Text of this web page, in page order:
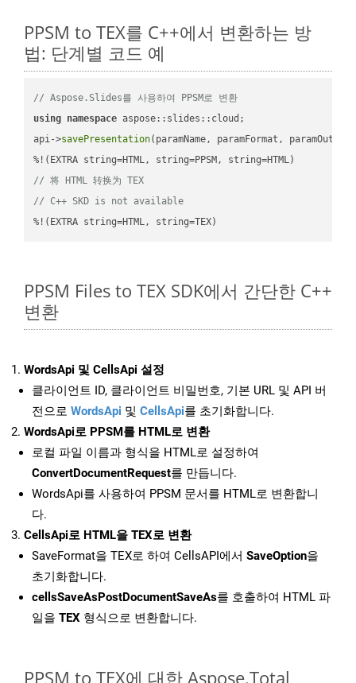
PPSM to TEX를 C++에서 변환하는 방
법: 단계별 코드 예
// Aspose.Slides를 사용하여 PPSM로 변환
using namespace aspose::slides::cloud;
api->savePresentation(paramName, paramFormat,
// 将 HTML 转换为 TEX
// C++ SKD is not available
%!(EXTRA string=HTML, string=TEX)
PPSM Files to TEX SDK에서 간단한 C++
변환
WordsApi 및 CellsApi 설정
클라이언트 ID, 클라이언트 비밀번호, 기본 URL 및 API 버
전으로 WordsApi 및 CellsApi를 초기화합니다.
WordsApi로 PPSM를 HTML로 변환
로컬 파일 이름과 형식을 HTML로 설정하여
ConvertDocumentRequest를 만듭니다.
WordsApi를 사용하여 PPSM 문서를 HTML로 변환합니
다.
CellsApi로 HTML을 TEX로 변환
SaveFormat을 TEX로 하여 CellsAPI에서 SaveOption을
초기화합니다.
cellsSaveAsPostDocumentSaveAs를 호출하여 HTML 파
일을 TEX 형식으로 변환합니다.
PPSM to TEX에 대한 Aspose.Total